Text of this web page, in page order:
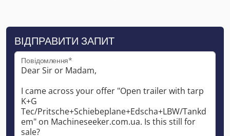
ВІДПРАВИТИ ЗАПИТ
Повідомлення*